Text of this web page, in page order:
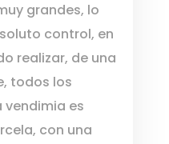
grandes, lo
control, en
realizar, de una
todos los
vendimia es
con una